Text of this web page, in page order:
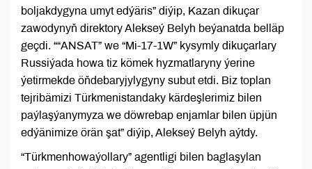
boljakdygyna umyt edýäris” diýip, Kazan dikuçar
zawodynyň direktory Alekseý Belyh beýanatda belläp
geçdi. ““ANSAT” we “Mi-17-1W” kysymly dikuçarlary
Russiýada howa tiz kömek hyzmatlaryny ýerine
ýetirmekde öňdebaryjylygyny subut etdi. Biz toplan
tejribämizi Türkmenistandaky kärdeşlerimiz bilen
paýlaşýanymyza we döwrebap enjamlar bilen üpjün
edýänimize örän şat” diýip, Alekseý Belyh aýtdy.
“Türkmenhowaýollary” agentligi bilen baglaşylan